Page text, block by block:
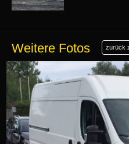
Weitere Fotos zurück